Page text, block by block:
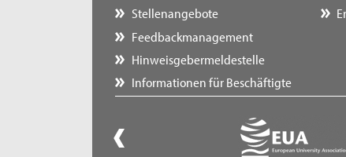
Stellenangebote
Feedbackmanagement
Hinweisgebermeldestelle
Informationen für Beschäftigte